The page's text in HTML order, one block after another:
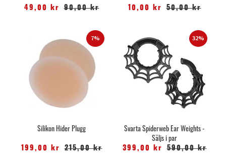
49,00 kr 90,00 kr 10,00 kr 50,00 kr
7%
Silikon Hider Plugg
199,00 kr 215,00 kr
32%
Svarta Spiderweb Ear Weights -
Säljs i par
399,00 kr 590,00 kr